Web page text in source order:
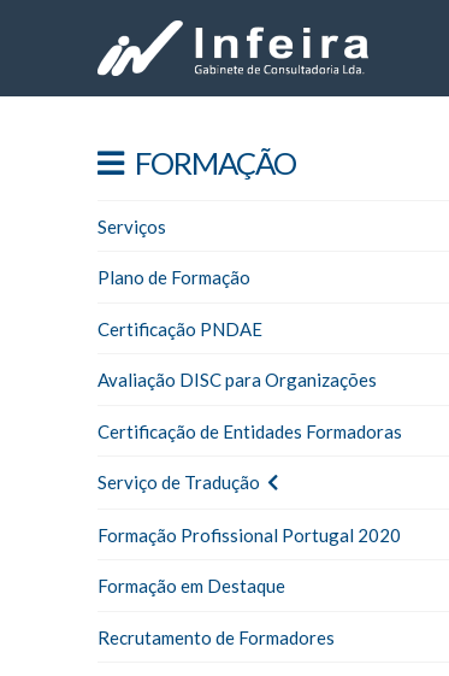
FORMAÇÃO
Serviços
Plano de Formação
Certificação PNDAE
Avaliação DISC para Organizações
Certificação de Entidades Formadoras
Serviço de Tradução
Formação Profissional Portugal 2020
Formação em Destaque
Recrutamento de Formadores